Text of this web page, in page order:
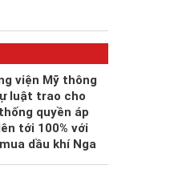
viện Mỹ thông
luật trao cho
quyền áp
tới 100% với
dầu khí Nga